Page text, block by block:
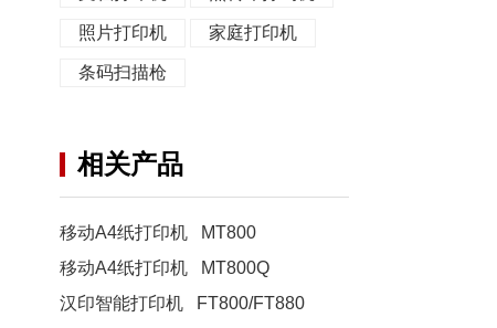
照片打印机 家庭打印机
条码扫描枪
相关产品
移动A4纸打印机 MT800
移动A4纸打印机 MT800Q
汉印智能打印机 FT800/FT880